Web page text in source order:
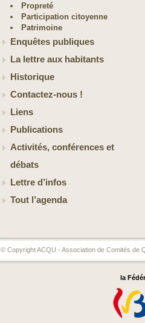
Propreté
Participation citoyenne
Patrimoine
Enquêtes publiques
La lettre aux habitants
Historique
Contactez-nous !
Liens
Publications
Activités, conférences et
débats
Lettre d’infos
Tout l’agenda
© Copyright ACQU - Association de Comités de
la